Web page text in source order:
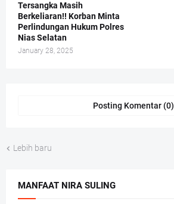
Tersangka Masih
Berkeliaran!! Korban Minta
Perlindungan Hukum Polres
Nias Selatan
January 28, 2025
Posting Komentar (0)
Lebih baru
MANFAAT NIRA SULING